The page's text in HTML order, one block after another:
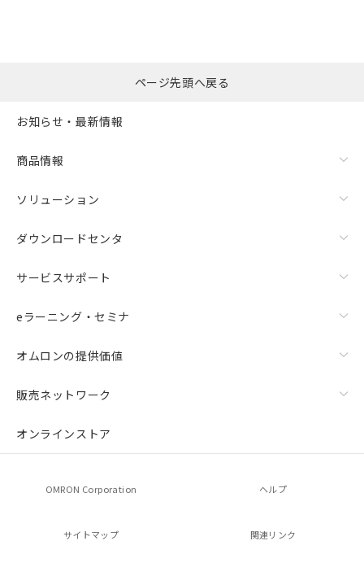
ページ先頭へ戻る
お知らせ・最新情報
商品情報
ソリューション
ダウンロードセンタ
サービスサポート
eラーニング・セミナ
オムロンの提供価値
販売ネットワーク
オンラインストア
OMRON Corporation ヘルプ
サイトマップ 関連リンク